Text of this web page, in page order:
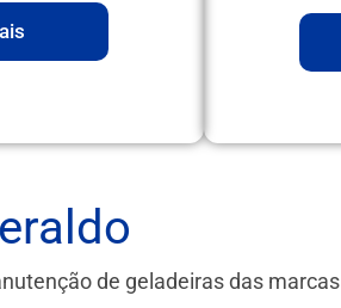
de geladeiras das marcas